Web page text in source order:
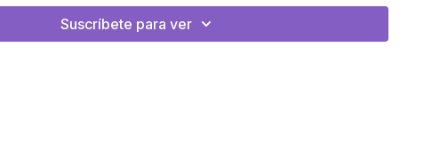
EN LA MEMBRESÍA + APP 💫
Suscríbete para ver